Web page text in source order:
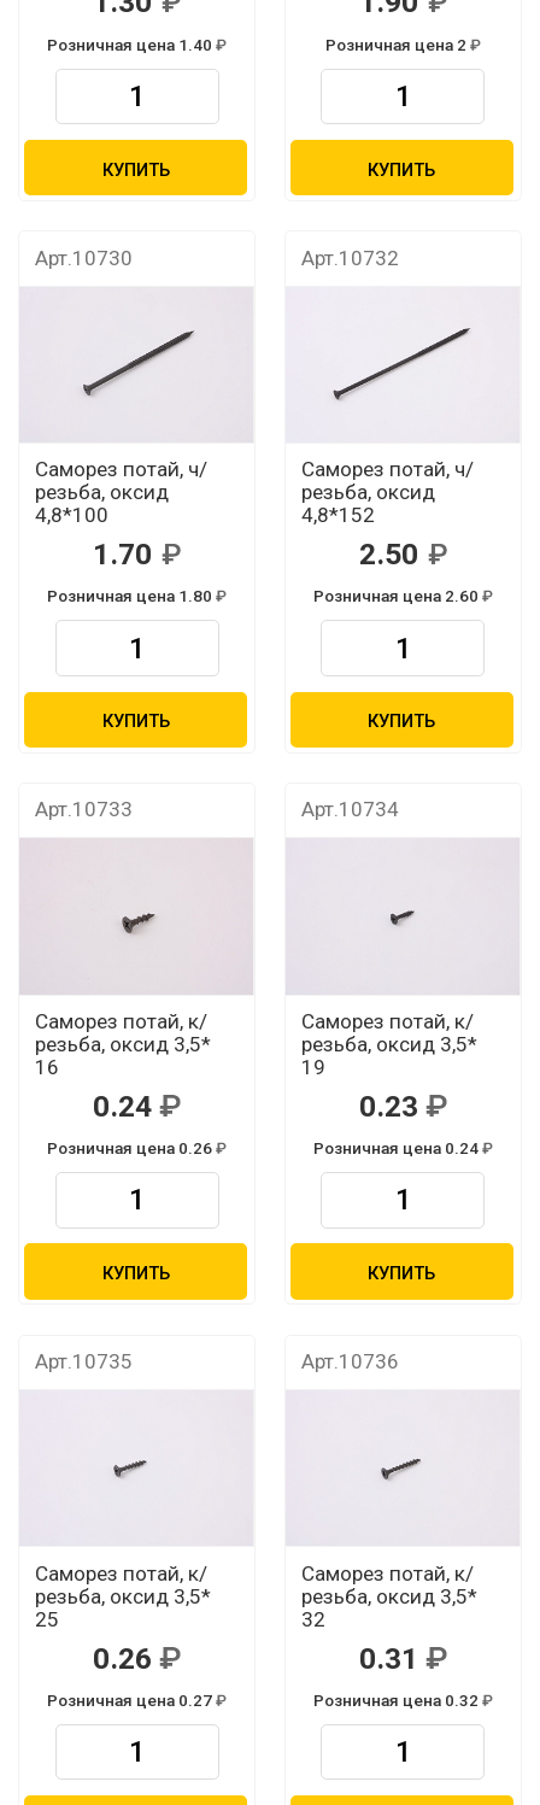
Розничная цена 1.40
КУПИТЬ
Розничная цена 2
КУПИТЬ
Арт.10730
Саморез потай, ч/
резьба, оксид
4,8*100
1.70
Розничная цена 1.80
КУПИТЬ
Арт.10732
Саморез потай, ч/
резьба, оксид
4,8*152
2.50
Розничная цена 2.60
КУПИТЬ
Арт.10733
Саморез потай, к/
резьба, оксид 3,5*
16
0.24
Розничная цена 0.26
КУПИТЬ
Арт.10734
Саморез потай, к/
резьба, оксид 3,5*
19
0.23
Розничная цена 0.24
КУПИТЬ
Арт.10735
Саморез потай, к/
резьба, оксид 3,5*
25
0.26
Розничная цена 0.27
Арт.10736
Саморез потай, к/
резьба, оксид 3,5*
32
0.31
Розничная цена 0.32